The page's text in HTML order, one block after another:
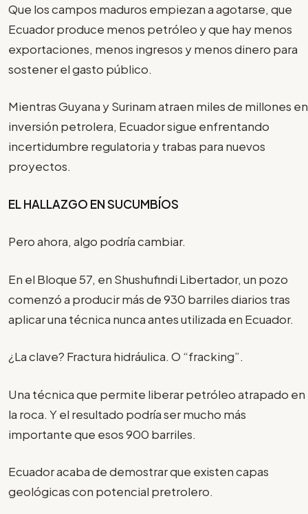
Que los campos maduros empiezan a agotarse, que
Ecuador produce menos petróleo y que hay menos
exportaciones, menos ingresos y menos dinero para
sostener el gasto público.
Mientras Guyana y Surinam atraen miles de millones en
inversión petrolera, Ecuador sigue enfrentando
incertidumbre regulatoria y trabas para nuevos
proyectos.
EL HALLAZGO EN SUCUMBÍOS
Pero ahora, algo podría cambiar.
En el Bloque 57, en Shushufindi Libertador, un pozo
comenzó a producir más de 930 barriles diarios tras
aplicar una técnica nunca antes utilizada en Ecuador.
¿La clave? Fractura hidráulica. O “fracking”.
Una técnica que permite liberar petróleo atrapado en
la roca. Y el resultado podría ser mucho más
importante que esos 900 barriles.
Ecuador acaba de demostrar que existen capas
geológicas con potencial pretrolero.